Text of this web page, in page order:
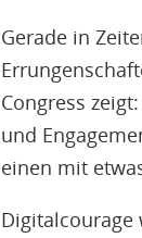
Gerade in
Congress
und
einen mit
Digitalcourage